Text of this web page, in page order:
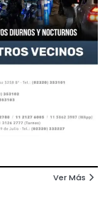
Ver Más